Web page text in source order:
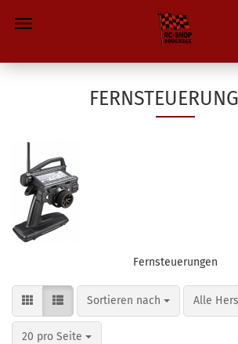
Fernsteuerungen
Sortieren nach
Sortieren nach Alle
pro Seite
20 pro Seite
pro Seite